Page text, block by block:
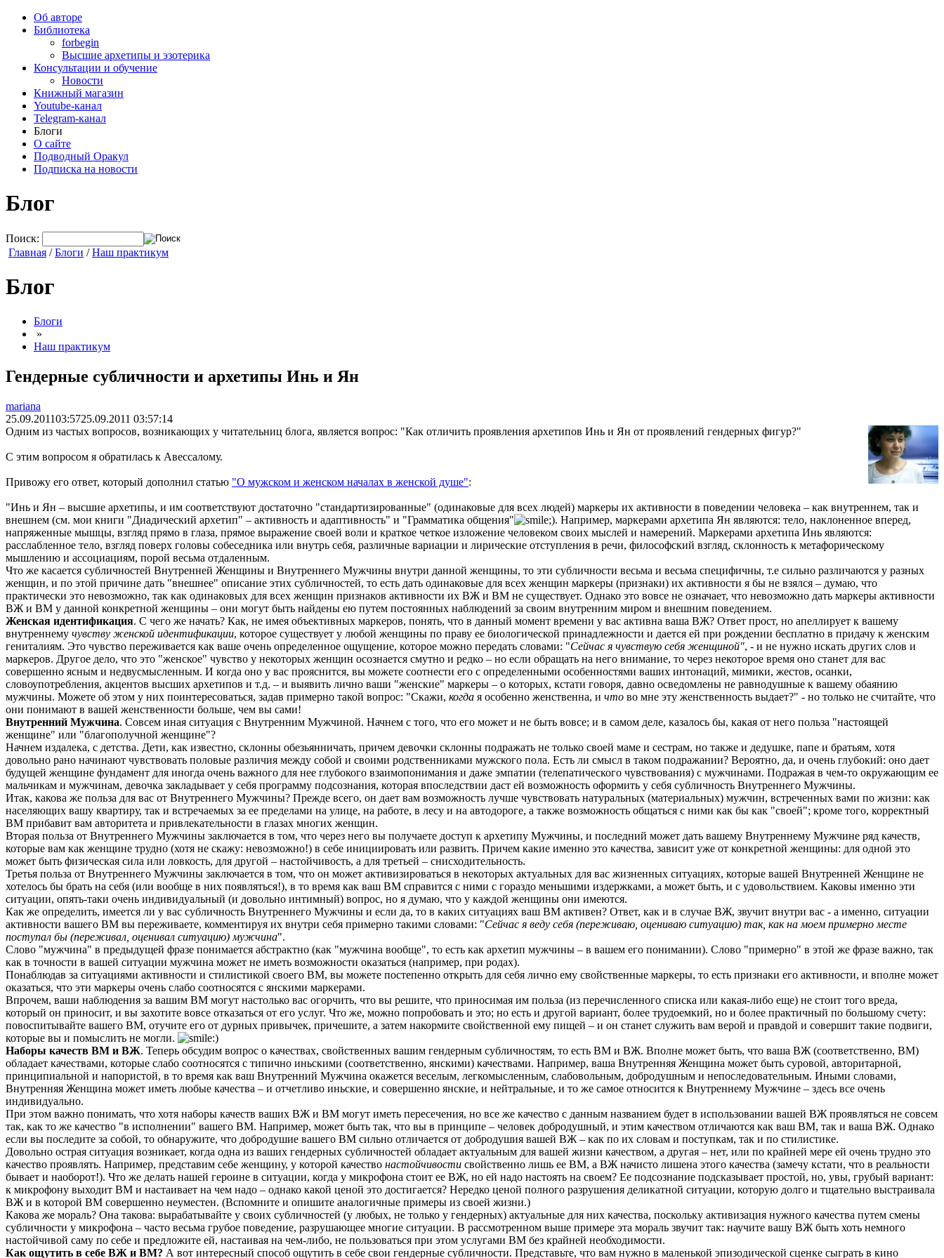
Об авторе
Библиотека
forbegin
Высшие архетипы и эзотерика
Консультации и обучение
Новости
Книжный магазин
Youtube-канал
Telegram-канал
Блоги
О сайте
Подводный Оракул
Подписка на новости
Блог
Поиск:
Главная /Блоги /Наш практикум
Блог
Блоги
»
Наш практикум
Гендерные субличности и архетипы Инь и Ян
mariana
25.09.201103:5725.09.2011 03:57:14
Одним из частых вопросов, возникающих у читательниц блога, является вопрос: "Как отличить проявления архетипов Инь и Ян от проявлений гендерных фигур?"
С этим вопросом я обратилась к Авессалому.
Привожу его ответ, который дополнил статью "О мужском и женском началах в женской душе":
"Инь и Ян – высшие архетипы, и им соответствуют достаточно "стандартизированные" (одинаковые для всех людей) маркеры их активности в поведении человека – как внутреннем, так и
внешнем (см. мои книги "Диадический архетип" – активность и адаптивность" и "Грамматика общения"
. Например, маркерами архетипа Ян являются: тело, наклоненное вперед,
напряженные мышцы, взгляд прямо в глаза, прямое выражение своей воли и краткое четкое изложение человеком своих мыслей и намерений. Маркерами архетипа Инь являются:
расслабленное тело, взгляд поверх головы собеседника или внутрь себя, различные вариации и лирические отступления в речи, философский взгляд, склонность к метафорическому
мышлению и ассоциациям, порой весьма отдаленным.
Что же касается субличностей Внутренней Женщины и Внутреннего Мужчины внутри данной женщины, то эти субличности весьма и весьма специфичны, т.е сильно различаются у разных
женщин, и по этой причине дать "внешнее" описание этих субличностей, то есть дать одинаковые для всех женщин маркеры (признаки) их активности я бы не взялся – думаю, что
практически это невозможно, так как одинаковых для всех женщин признаков активности их ВЖ и ВМ не существует. Однако это вовсе не означает, что невозможно дать маркеры активности
ВЖ и ВМ у данной конкретной женщины – они могут быть найдены ею путем постоянных наблюдений за своим внутренним миром и внешним поведением.
Женская идентификация. С чего же начать? Как, не имея объективных маркеров, понять, что в данный момент времени у вас активна ваша ВЖ? Ответ прост, но апеллирует к вашему
внутреннему чувству женской идентификации, которое существует у любой женщины по праву ее биологической принадлежности и дается ей при рождении бесплатно в придачу к женским
гениталиям. Это чувство переживается как ваше очень определенное ощущение, которое можно передать словами: "Сейчас я чувствую себя женщиной", - и не нужно искать других слов и
маркеров. Другое дело, что это "женское" чувство у некоторых женщин осознается смутно и редко – но если обращать на него внимание, то через некоторое время оно станет для вас
совершенно ясным и недвусмысленным. И когда оно у вас прояснится, вы можете соотнести его с определенными особенностями ваших интонаций, мимики, жестов, осанки,
словоупотребления, акцентов высших архетипов и т.д. – и выявить лично ваши "женские" маркеры – о которых, кстати говоря, давно осведомлены не равнодушные к вашему обаянию
мужчины. Можете об этом у них поинтересоваться, задав примерно такой вопрос: "Скажи, когда я особенно женственна, и что во мне эту женственность выдает?" - но только не считайте, что
они понимают в вашей женственности больше, чем вы сами!
Внутренний Мужчина. Совсем иная ситуация с Внутренним Мужчиной. Начнем с того, что его может и не быть вовсе; и в самом деле, казалось бы, какая от него польза "настоящей
женщине" или "благополучной женщине"?
Начнем издалека, с детства. Дети, как известно, склонны обезьянничать, причем девочки склонны подражать не только своей маме и сестрам, но также и дедушке, папе и братьям, хотя
довольно рано начинают чувствовать половые различия между собой и своими родственниками мужского пола. Есть ли смысл в таком подражании? Вероятно, да, и очень глубокий: оно дает
будущей женщине фундамент для иногда очень важного для нее глубокого взаимопонимания и даже эмпатии (телепатического чувствования) с мужчинами. Подражая в чем-то окружающим ее
мальчикам и мужчинам, девочка закладывает у себя программу подсознания, которая впоследствии даст ей возможность оформить у себя субличность Внутреннего Мужчины.
Итак, какова же польза для вас от Внутреннего Мужчины? Прежде всего, он дает вам возможность лучше чувствовать натуральных (материальных) мужчин, встреченных вами по жизни: как
населяющих вашу квартиру, так и встречаемых за ее пределами на улице, на работе, в лесу и на автодороге, а также возможность общаться с ними как бы как "своей"; кроме того, корректный
ВМ прибавит вам авторитета и привлекательности в глазах многих женщин.
Вторая польза от Внутреннего Мужчины заключается в том, что через него вы получаете доступ к архетипу Мужчины, и последний может дать вашему Внутреннему Мужчине ряд качеств,
которые вам как женщине трудно (хотя не скажу: невозможно!) в себе инициировать или развить. Причем какие именно это качества, зависит уже от конкретной женщины: для одной это
может быть физическая сила или ловкость, для другой – настойчивость, а для третьей – снисходительность.
Третья польза от Внутреннего Мужчины заключается в том, что он может активизироваться в некоторых актуальных для вас жизненных ситуациях, которые вашей Внутренней Женщине не
хотелось бы брать на себя (или вообще в них появляться!), в то время как ваш ВМ справится с ними с гораздо меньшими издержками, а может быть, и с удовольствием. Каковы именно эти
ситуации, опять-таки очень индивидуальный (и довольно интимный) вопрос, но я думаю, что у каждой женщины они имеются.
Как же определить, имеется ли у вас субличность Внутреннего Мужчины и если да, то в каких ситуациях ваш ВМ активен? Ответ, как и в случае ВЖ, звучит внутри вас - а именно, ситуации
активности вашего ВМ вы переживаете, комментируя их внутри себя примерно такими словами: "Сейчас я веду себя (переживаю, оцениваю ситуацию) так, как на моем примерно месте
поступал бы (переживал, оценивал ситуацию) мужчина".
Слово "мужчина" в предыдущей фразе понимается абстрактно (как "мужчина вообще", то есть как архетип мужчины – в вашем его понимании). Слово "примерно" в этой же фразе важно, так
как в точности в вашей ситуации мужчина может не иметь возможности оказаться (например, при родах).
Понаблюдав за ситуациями активности и стилистикой своего ВМ, вы можете постепенно открыть для себя лично ему свойственные маркеры, то есть признаки его активности, и вполне может
оказаться, что эти маркеры очень слабо соотносятся с янскими маркерами.
Впрочем, ваши наблюдения за вашим ВМ могут настолько вас огорчить, что вы решите, что приносимая им польза (из перечисленного списка или какая-либо еще) не стоит того вреда,
который он приносит, и вы захотите вовсе отказаться от его услуг. Что же, можно попробовать и это; но есть и другой вариант, более трудоемкий, но и более практичный по большому счету:
повоспитывайте вашего ВМ, отучите его от дурных привычек, причешите, а затем накормите свойственной ему пищей – и он станет служить вам верой и правдой и совершит такие подвиги,
которые вы и помыслить не могли.
Наборы качеств ВМ и ВЖ. Теперь обсудим вопрос о качествах, свойственных вашим гендерным субличностям, то есть ВМ и ВЖ. Вполне может быть, что ваша ВЖ (соответственно, ВМ)
обладает качествами, которые слабо соотносятся с типично иньскими (соответственно, янскими) качествами. Например, ваша Внутренняя Женщина может быть суровой, авторитарной,
принципиальной и напористой, в то время как ваш Внутренний Мужчина окажется веселым, легкомысленным, слабовольным, добродушным и непоследовательным. Иными словами,
Внутренняя Женщина может иметь любые качества – и отчетливо иньские, и совершенно янские, и нейтральные, и то же самое относится к Внутреннему Мужчине – здесь все очень
индивидуально.
При этом важно понимать, что хотя наборы качеств ваших ВЖ и ВМ могут иметь пересечения, но все же качество с данным названием будет в использовании вашей ВЖ проявляться не совсем
так, как то же качество "в исполнении" вашего ВМ. Например, может быть так, что вы в принципе – человек добродушный, и этим качеством отличаются как ваш ВМ, так и ваша ВЖ. Однако
если вы последите за собой, то обнаружите, что добродушие вашего ВМ сильно отличается от добродушия вашей ВЖ – как по их словам и поступкам, так и по стилистике.
Довольно острая ситуация возникает, когда одна из ваших гендерных субличностей обладает актуальным для вашей жизни качеством, а другая – нет, или по крайней мере ей очень трудно это
качество проявлять. Например, представим себе женщину, у которой качество настойчивости свойственно лишь ее ВМ, а ВЖ начисто лишена этого качества (замечу кстати, что в реальности
бывает и наоборот!). Что же делать нашей героине в ситуации, когда у микрофона стоит ее ВЖ, но ей надо настоять на своем? Ее подсознание подсказывает простой, но, увы, грубый вариант:
к микрофону выходит ВМ и настаивает на чем надо – однако какой ценой это достигается? Нередко ценой полного разрушения деликатной ситуации, которую долго и тщательно выстраивала
ВЖ и в которой ВМ совершенно неуместен. (Вспомните и опишите аналогичные примеры из своей жизни.)
Какова же мораль? Она такова: вырабатывайте у своих субличностей (у любых, не только у гендерных) актуальные для них качества, поскольку активизация нужного качества путем смены
субличности у микрофона – часто весьма грубое поведение, разрушающее многие ситуации. В рассмотренном выше примере эта мораль звучит так: научите вашу ВЖ быть хоть немного
настойчивой саму по себе и предложите ей, настаивая на чем-либо, не пользоваться при этом услугами ВМ без крайней необходимости.
Как ощутить в себе ВЖ и ВМ? А вот интересный способ ощутить в себе свои гендерные субличности. Представьте, что вам нужно в маленькой эпизодической сценке сыграть в кино